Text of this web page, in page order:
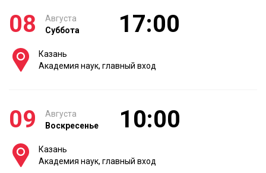
08
Августа
Суббота
17:00
Казань
Академия наук, главный вход
09
Августа
Воскресенье
10:00
Казань
Академия наук, главный вход